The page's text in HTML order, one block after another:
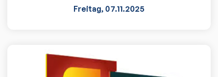
Freitag, 07.11.2025